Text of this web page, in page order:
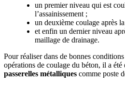
un premier niveau qui est
l’assainissement ;
un deuxième coulage après
et enfin un dernier niveau
maillage de drainage.
Pour réaliser dans de bonnes
opérations de coulage du béton, il a
passerelles métalliques comme poste